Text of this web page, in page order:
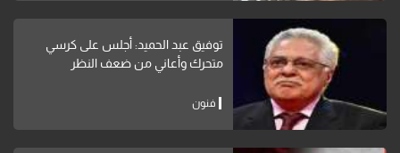
توفيق عبد الحميد: أجلس على كرسي
متحرك وأعاني من ضعف النظر
فنون